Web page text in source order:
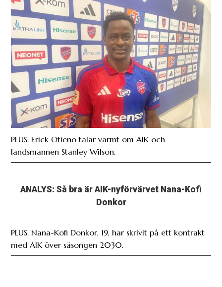
PLUS. Erick Otieno talar varmt om AIK och
landsmannen Stanley Wilson.
ANALYS: Så bra är AIK-nyförvärvet Nana-Kofi
Donkor
PLUS. Nana-Kofi Donkor, 19, har skrivit på ett kontrakt
med AIK över säsongen 2030.